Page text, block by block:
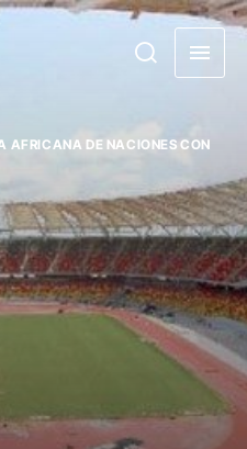
AFRICANA DE NACIONES CON